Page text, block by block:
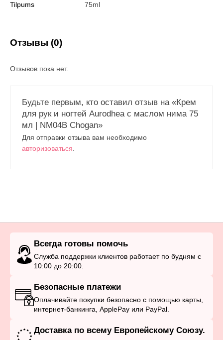
Tilpums 75ml
Отзывы (0)
Отзывов пока нет.
Будьте первым, кто оставил отзыв на «Крем
для рук и ногтей Aurodhea с маслом нима 75
мл | NM04B Chogan»
Для отправки отзыва вам необходимо
авторизоваться.
Всегда готовы помочь
Служба поддержки клиентов работает по будням с
10:00 до 20:00.
Безопасные платежи
Оплачивайте покупки безопасно с помощью карты,
интернет-банкинга, ApplePay или PayPal.
Доставка по всему Европейскому Союзу.